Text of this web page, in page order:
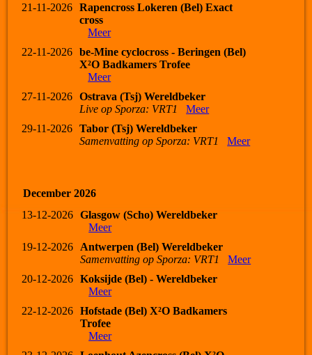
21-11-2026
Rapencross Lokeren (Bel) Exact
cross
Meer
22-11-2026
be-Mine cyclocross - Beringen (Bel)
X²O Badkamers Trofee
Meer
27-11-2026
Ostrava (Tsj) Wereldbeker
Live op Sporza: VRT1
Meer
29-11-2026
Tabor (Tsj) Wereldbeker
Samenvatting op Sporza: VRT1
Meer
December 2026
13-12-2026
Glasgow (Scho) Wereldbeker
Meer
19-12-2026
Antwerpen (Bel) Wereldbeker
Samenvatting op Sporza: VRT1
Meer
20-12-2026
Koksijde (Bel) - Wereldbeker
Meer
22-12-2026
Hofstade (Bel) X²O Badkamers
Trofee
Meer